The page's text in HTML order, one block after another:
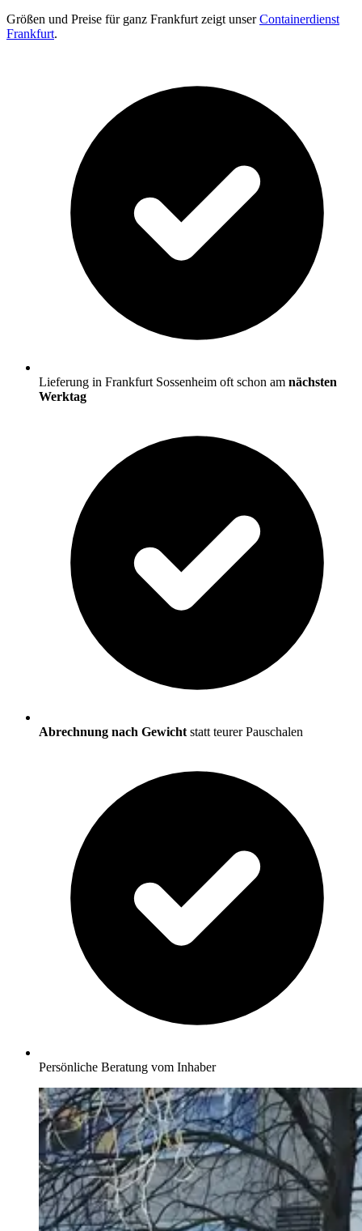
Größen und Preise für ganz Frankfurt zeigt unserContainerdienst
Frankfurt.
Lieferung in Frankfurt Sossenheim oft schon am nächsten
Werktag
Abrechnung nach Gewicht statt teurer Pauschalen
Persönliche Beratung vom Inhaber